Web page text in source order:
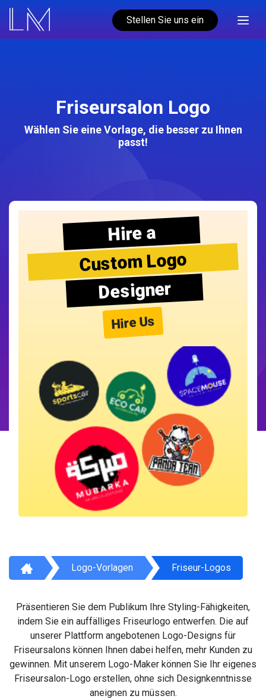
Stellen Sie uns ein
Friseursalon Logo
Wählen Sie eine Vorlage, die besser zu Ihnen
passt!
Hire a
Custom Logo
Designer
Hire Us
Logo-Vorlagen Friseur-Logos
Präsentieren Sie dem Publikum Ihre Styling-Fähigkeiten,
indem Sie ein auffälliges Friseurlogo entwerfen. Die auf
unserer Plattform angebotenen Logo-Designs für
Friseursalons können Ihnen dabei helfen, mehr Kunden zu
gewinnen. Mit unserem Logo-Maker können Sie Ihr eigenes
Friseursalon-Logo erstellen, ohne sich Designkenntnisse
aneignen zu müssen.